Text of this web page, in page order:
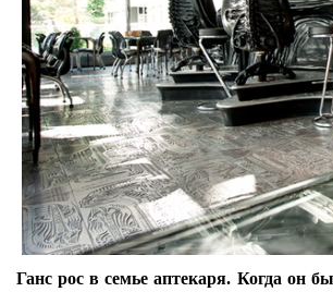
Ганс рос в семье аптекаря. Когда он